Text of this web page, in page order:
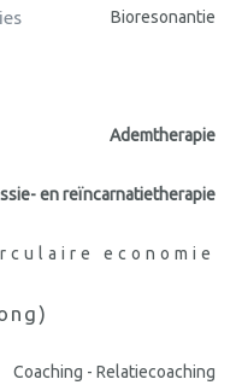
Bioresonantie
Ademtherapie
en reïncarnatietherapie
economie
Coaching - Relatiecoaching